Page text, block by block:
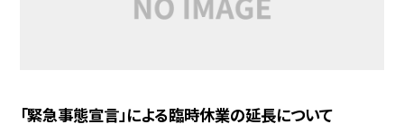
「緊急事態宣言」による臨時休業の延長について